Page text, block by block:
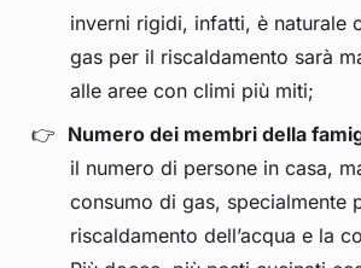
inverni rigidi, infatti, è naturale
gas per il riscaldamento sarà
alle aree con climi più miti;
Numero dei membri della
il numero di persone in casa,
consumo di gas, specialmente
riscaldamento dell’acqua e la